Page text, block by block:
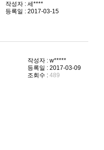
작성자 : 세****
등록일 : 2017-03-15
작성자 : w*****
등록일 : 2017-03-09
조회수 : 489